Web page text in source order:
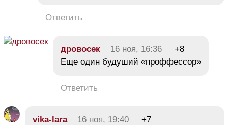
Ответить
дровосек 16 ноя, 16:36
+8
Еще один будуший «проффессор»
Ответить
vika-lara 16 ноя, 19:40
+7